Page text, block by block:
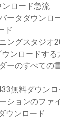
ンロード急流
ータダウンロ
ド
ングスタジオ
ンロードする
ーのすべての
無料ダ​​ウンロ
ションのファ
ウンロード